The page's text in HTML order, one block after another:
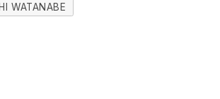
WATANABE